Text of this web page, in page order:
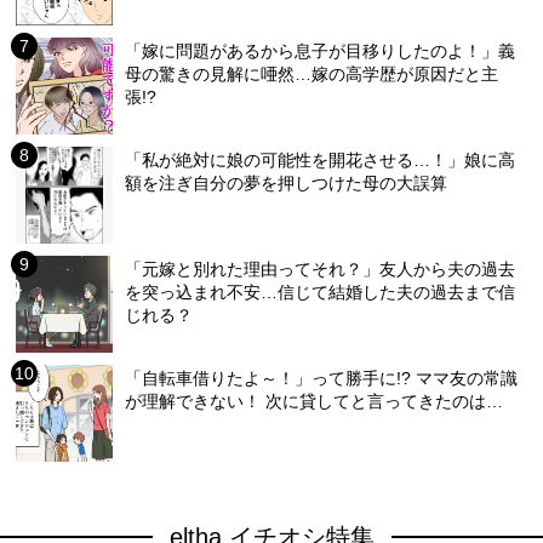
「嫁に問題があるから息子が目移りしたのよ！」義
母の驚きの見解に唖然…嫁の高学歴が原因だと主
張!?
「私が絶対に娘の可能性を開花させる…！」娘に高
額を注ぎ自分の夢を押しつけた母の大誤算
「元嫁と別れた理由ってそれ？」友人から夫の過去
を突っ込まれ不安…信じて結婚した夫の過去まで信
じれる？
「自転車借りたよ～！」って勝手に!? ママ友の常識
が理解できない！ 次に貸してと言ってきたのは…
eltha イチオシ特集